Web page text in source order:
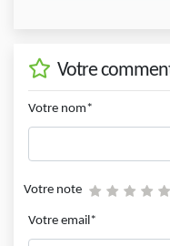
Votre
Votre nom*
Votre note
Votre email*